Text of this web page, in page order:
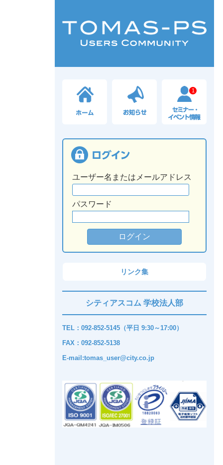
1
ユーザー名またはメールアドレス
パスワード
リンク集
シティアスコム 学校法人部
TEL：092-852-5145（平日 9:30～17:00）
FAX：092-852-5138
E-mail:tomas_user@city.co.jp